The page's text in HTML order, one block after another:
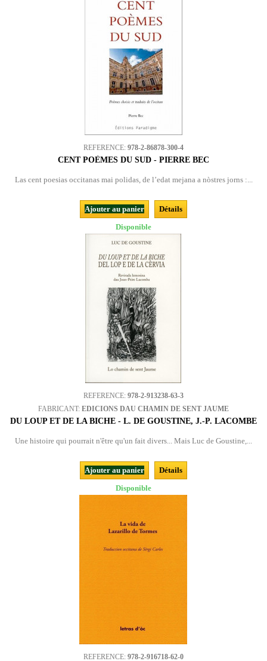
REFERENCE: 978-2-86878-300-4
CENT POÈMES DU SUD - PIERRE BEC
Las cent poesias occitanas mai polidas, de l’edat mejana a nòstres jorns :...
Ajouter au panier
Détails
Disponible
REFERENCE: 978-2-913238-63-3
FABRICANT: EDICIONS DAU CHAMIN DE SENT JAUME
DU LOUP ET DE LA BICHE - L. DE GOUSTINE, J.-P. LACOMBE
Une histoire qui pourrait n'être qu'un fait divers... Mais Luc de Goustine,...
Ajouter au panier
Détails
Disponible
REFERENCE: 978-2-916718-62-0